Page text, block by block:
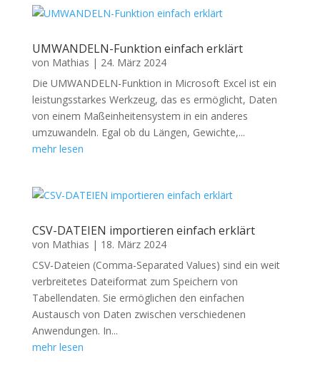
UMWANDELN-Funktion einfach erklärt
von Mathias | 24. März 2024
Die UMWANDELN-Funktion in Microsoft Excel ist ein
leistungsstarkes Werkzeug, das es ermöglicht, Daten
von einem Maßeinheitensystem in ein anderes
umzuwandeln. Egal ob du Längen, Gewichte,...
mehr lesen
CSV-DATEIEN importieren einfach erklärt
von Mathias | 18. März 2024
CSV-Dateien (Comma-Separated Values) sind ein weit
verbreitetes Dateiformat zum Speichern von
Tabellendaten. Sie ermöglichen den einfachen
Austausch von Daten zwischen verschiedenen
Anwendungen. In...
mehr lesen